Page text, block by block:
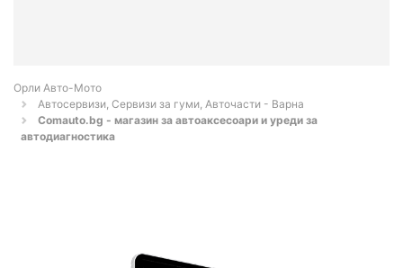
Орли Aвто-Mото
Автосервизи, Сервизи за гуми, Авточасти - Варна
Comauto.bg - магазин за автоаксесоари и уреди за
автодиагностика